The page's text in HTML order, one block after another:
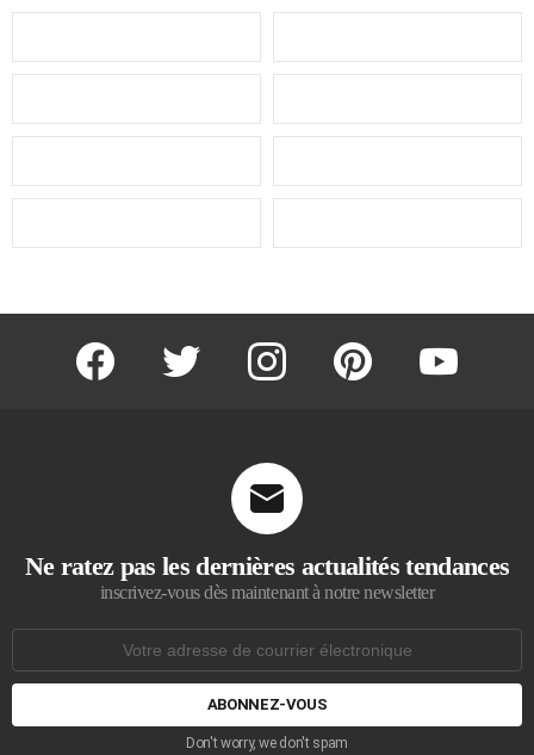
facebook twitter instagram pinterest youtube
Ne ratez pas les dernières actualités tendances
inscrivez-vous dès maintenant à notre newsletter
courrier
Don't worry, we don't spam